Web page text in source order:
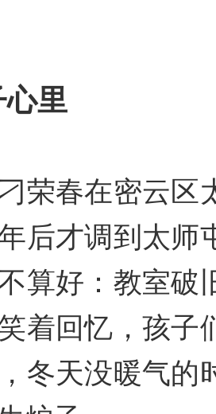
心里
荣春在密云区
后才调到太师
算好：教室破
着回忆，孩子
冬天没暖气的